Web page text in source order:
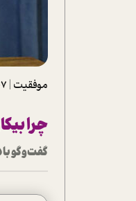
موفقیت |
چرا
گفت‌وگو با